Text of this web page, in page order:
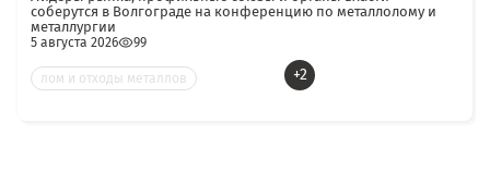
соберутся в Волгограде на конференцию по металлолому и
металлургии
5 августа 2026 99
лом и отходы металлов +2